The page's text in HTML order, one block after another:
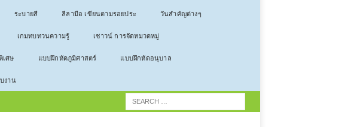
ระบายสี ลีลามือ เขียนตามรอยประ วันสำคัญต่างๆ
เกมทบทวนความรู้ เชาวน์ การจัดหมวดหมู่
เศษ แบบฝึกหัดภูมิศาสตร์ แบบฝึกหัดอนุบาล
งาน